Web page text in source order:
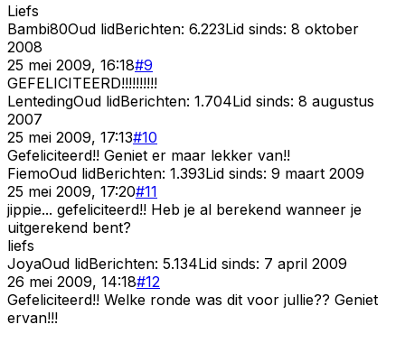
Liefs
Bambi80Oud lidBerichten: 6.223Lid sinds: 8 oktober
2008
25 mei 2009, 16:18#9
GEFELICITEERD!!!!!!!!!!
LentedingOud lidBerichten: 1.704Lid sinds: 8 augustus
2007
25 mei 2009, 17:13#10
Gefeliciteerd!! Geniet er maar lekker van!!
FiemoOud lidBerichten: 1.393Lid sinds: 9 maart 2009
25 mei 2009, 17:20#11
jippie... gefeliciteerd!! Heb je al berekend wanneer je
uitgerekend bent?
liefs
JoyaOud lidBerichten: 5.134Lid sinds: 7 april 2009
26 mei 2009, 14:18#12
Gefeliciteerd!! Welke ronde was dit voor jullie?? Geniet
ervan!!!